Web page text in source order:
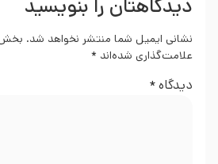
دیدگاهتان را بنویسید
نشانی ایمیل شما منتشر نخواهد شد.
علامت‌گذاری شده‌اند *
دیدگاه*